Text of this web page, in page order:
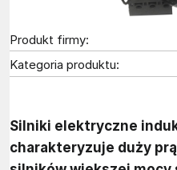
Produkt firmy:
Kategoria produktu:
Silniki elektryczne
charakteryzuje duży